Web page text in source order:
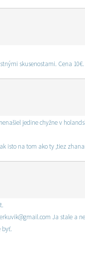
jedine chyžne v
isto na tom ako ty ,tiez
na
byť.